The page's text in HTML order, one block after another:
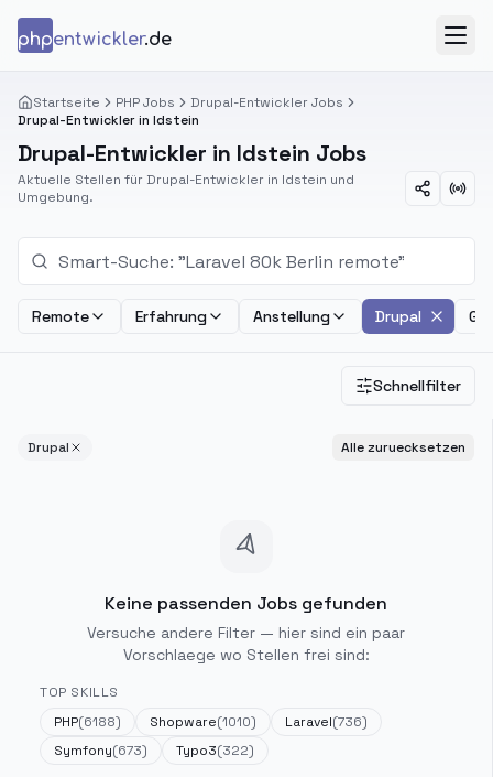
phpentwickler.de
Startseite PHP Jobs
Drupal-Entwickler Jobs
Drupal-Entwickler in Idstein
Drupal-Entwickler in Idstein Jobs
Aktuelle Stellen für Drupal-Entwickler in Idstein und
Umgebung.
Remote Erfahrung Anstellung Drupal
Schnellfilter
Drupal Alle zuruecksetzen
Keine passenden Jobs gefunden
Versuche andere Filter — hier sind ein paar
Vorschlaege wo Stellen frei sind:
TOP SKILLS
PHP(6188) Shopware(1010) Laravel(736)
Symfony(673) Typo3(322)